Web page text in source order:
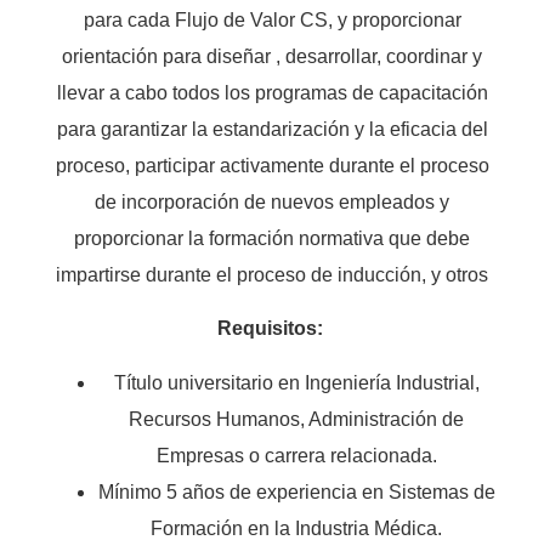
para cada Flujo de Valor CS, y proporcionar
orientación para diseñar , desarrollar, coordinar y
llevar a cabo todos los programas de capacitación
para garantizar la estandarización y la eficacia del
proceso, participar activamente durante el proceso
de incorporación de nuevos empleados y
proporcionar la formación normativa que debe
impartirse durante el proceso de inducción, y otros
Requisitos:
Título universitario en Ingeniería Industrial,
Recursos Humanos, Administración de
Empresas o carrera relacionada.
Mínimo 5 años de experiencia en Sistemas de
Formación en la Industria Médica.